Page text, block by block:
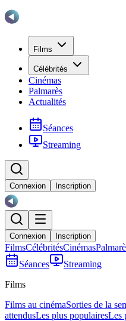
Films
Célébrités
Cinémas
Palmarès
Actualités
Séances
Streaming
Connexion Inscription
Connexion Inscription
FilmsCélébritésCinémas
Séances
Streaming
Films
Films au cinémaSorties de la
attendusLes plus populairesLes